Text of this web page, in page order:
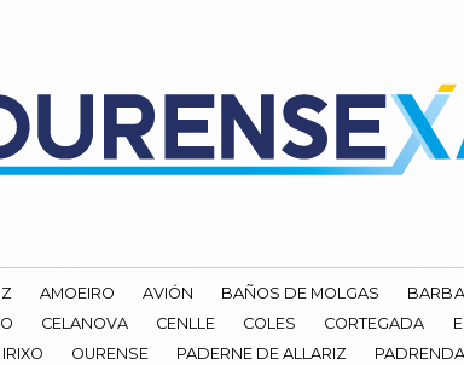
AMOEIRO AVIÓN BAÑOS DE MOLGAS
CELANOVA CENLLE COLES CORTEGADA
OURENSE PADERNE DE ALLARIZ PADRENDA